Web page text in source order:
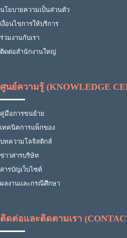
นโยบายความเป็นส่วนตัว
เงื่อนไขการให้บริการ
ร่วมงานกับเรา
ติดต่อสำนักงานใหญ่
ศูนย์ความรู้ (KNOWLEDGE
คู่มือการขนย้าย
เทคนิคการแพ็กของ
บทความโลจิสติกส์
ข่าวสารบริษัท
สารบัญเว็บไซต์
ผลงานและกรณีศึกษา
ติดต่อและติดตามเรา